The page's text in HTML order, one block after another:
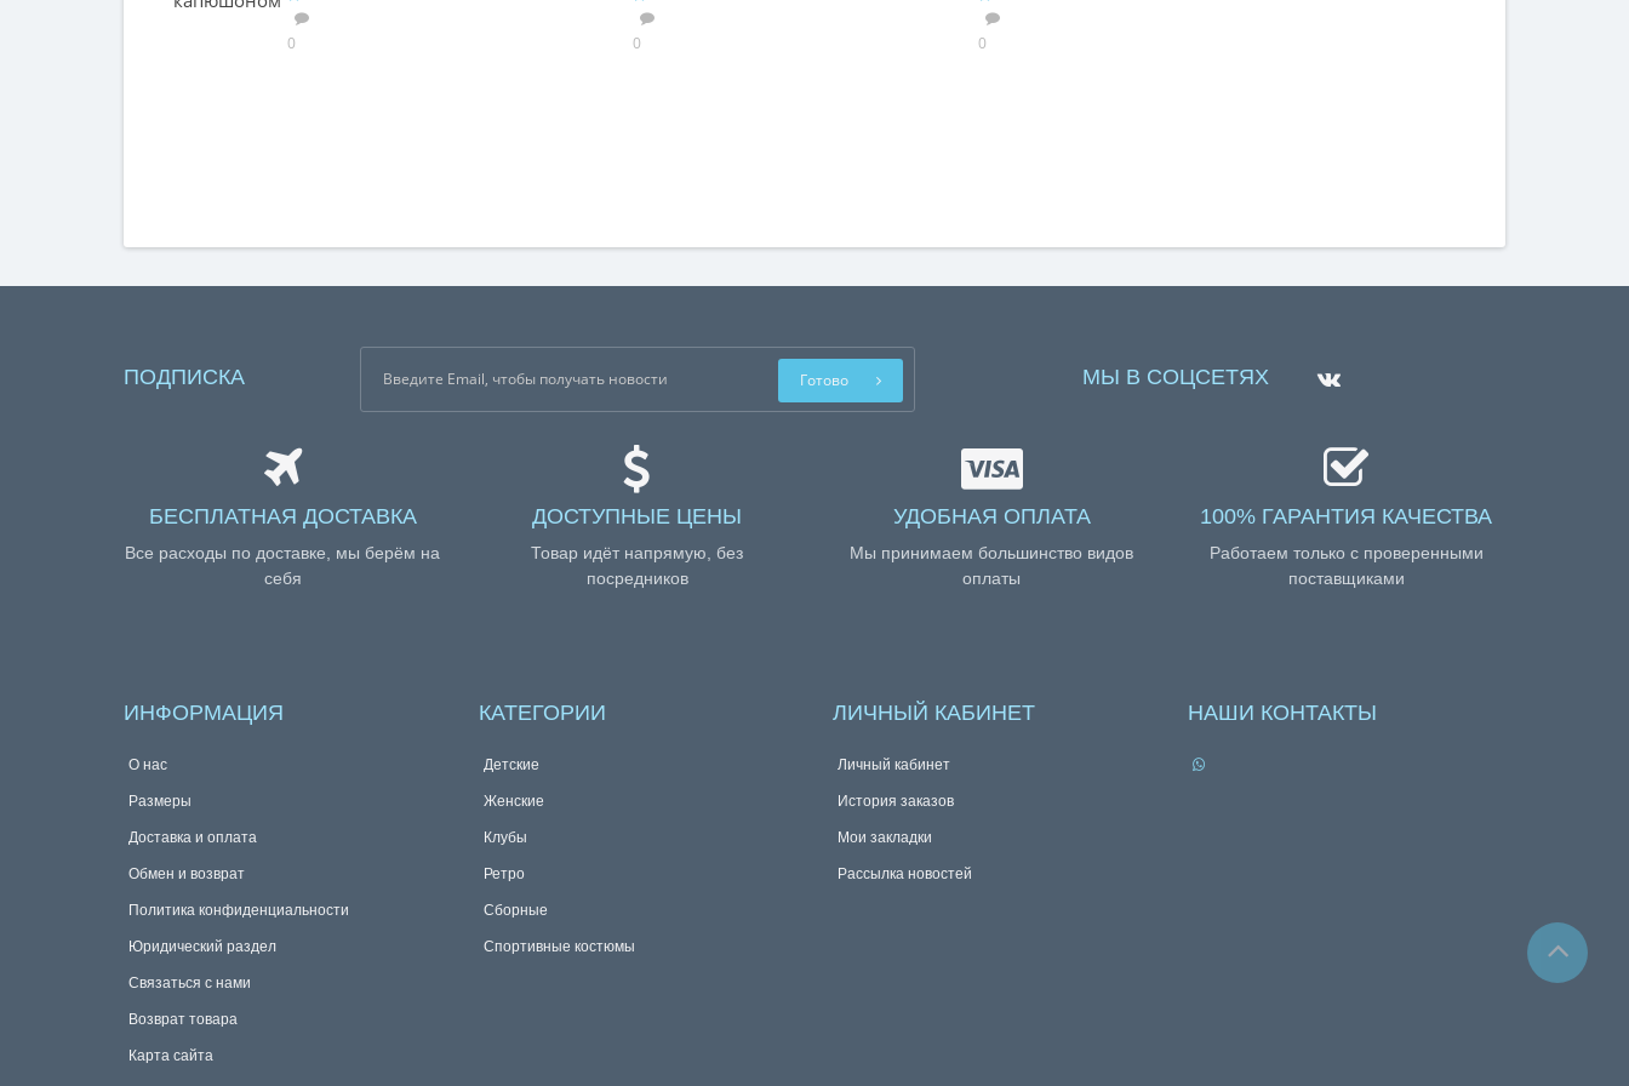
0 0 0
ПОДПИСКА Готово МЫ В СОЦСЕТЯХ
БЕСПЛАТНАЯ ДОСТАВКА
Все расходы по доставке, мы берём на
себя
ДОСТУПНЫЕ ЦЕНЫ
Товар идёт напрямую, без
посредников
УДОБНАЯ ОПЛАТА
Мы принимаем большинство видов
оплаты
100% ГАРАНТИЯ КАЧЕСТВА
Работаем только с проверенными
поставщиками
ИНФОРМАЦИЯ
О нас
Размеры
Доставка и оплата
Обмен и возврат
Политика конфиденциальности
Юридический раздел
Связаться с нами
Возврат товара
Карта сайта
КАТЕГОРИИ
Детские
Женские
Клубы
Ретро
Сборные
Спортивные костюмы
ЛИЧНЫЙ КАБИНЕТ
Личный кабинет
История заказов
Мои закладки
Рассылка новостей
НАШИ КОНТАКТЫ